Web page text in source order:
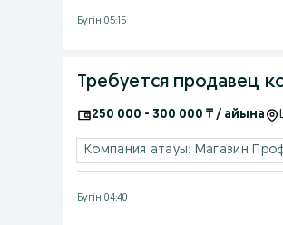
Бүгін 05:15
Требуется продавец
250 000 - 300 000 ₸ / айына
Компания атауы: Магазин
Бүгін 04:40